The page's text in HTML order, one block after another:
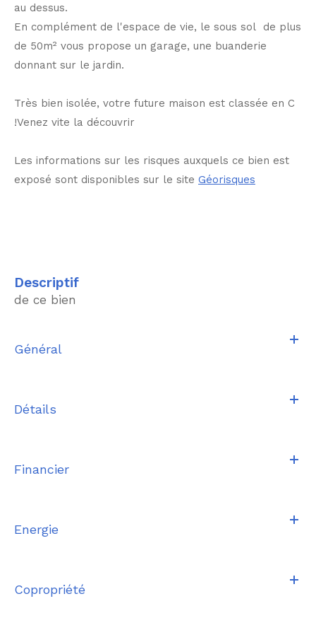
au dessus.
En complément de l'espace de vie, le sous sol de plus
de 50m² vous propose un garage, une buanderie
donnant sur le jardin.
Très bien isolée, votre future maison est classée en C
!Venez vite la découvrir
Les informations sur les risques auxquels ce bien est
exposé sont disponibles sur le site Géorisques
descriptif
de ce bien
Général
Détails
Financier
Energie
Copropriété